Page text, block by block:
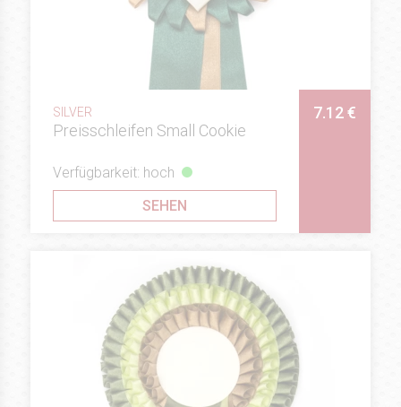
SILVER
Preisschleifen Small Cookie
7.12 €
Verfügbarkeit: hoch
SEHEN